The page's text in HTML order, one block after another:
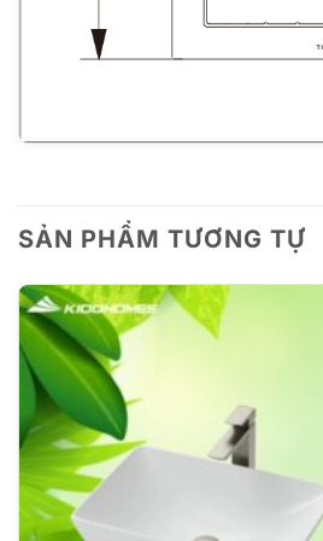
SẢN PHẨM TƯƠNG TỰ